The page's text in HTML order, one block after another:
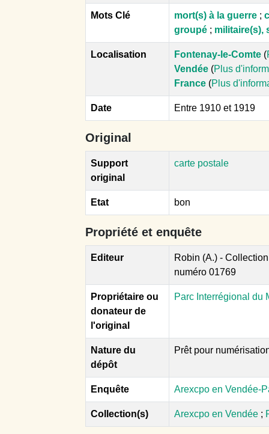
Mots Clé mort(s) à la guerre ;
groupé ; militaire(s),
Localisation Fontenay-le-Comte (
Vendée (Plus
France (Plus
Date Entre 1910 et 1919
Original
Support
original
carte postale
Etat bon
Propriété et enquête
Editeur
Robin (A.) -
numéro 01769
Propriétaire ou
donateur de
l'original
Parc Interrégional du
Nature du
dépôt
Prêt pour
Enquête Arexcpo en Vendée-
Collection(s) Arexcpo en Vendée ;